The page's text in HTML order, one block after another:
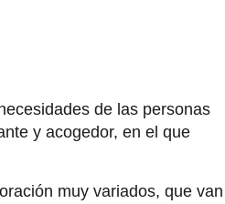
de las personas
y acogedor, en el que
muy variados, que van